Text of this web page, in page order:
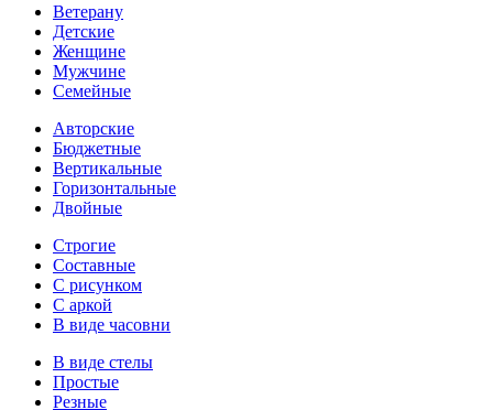
Ветерану
Детские
Женщине
Мужчине
Семейные
Авторские
Бюджетные
Вертикальные
Горизонтальные
Двойные
Строгие
Составные
С рисунком
С аркой
В виде часовни
В виде стелы
Простые
Резные